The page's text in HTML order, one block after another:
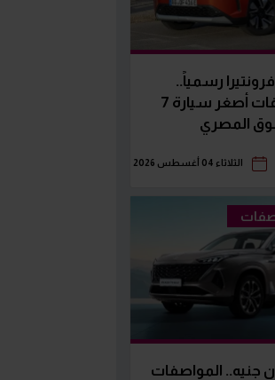
رسمياً..
أسعار ومواصفات أصغر سيارة 7
المصري
الثلاثاء 04 أغسطس 2026
مليون جنيه.. المواصفات